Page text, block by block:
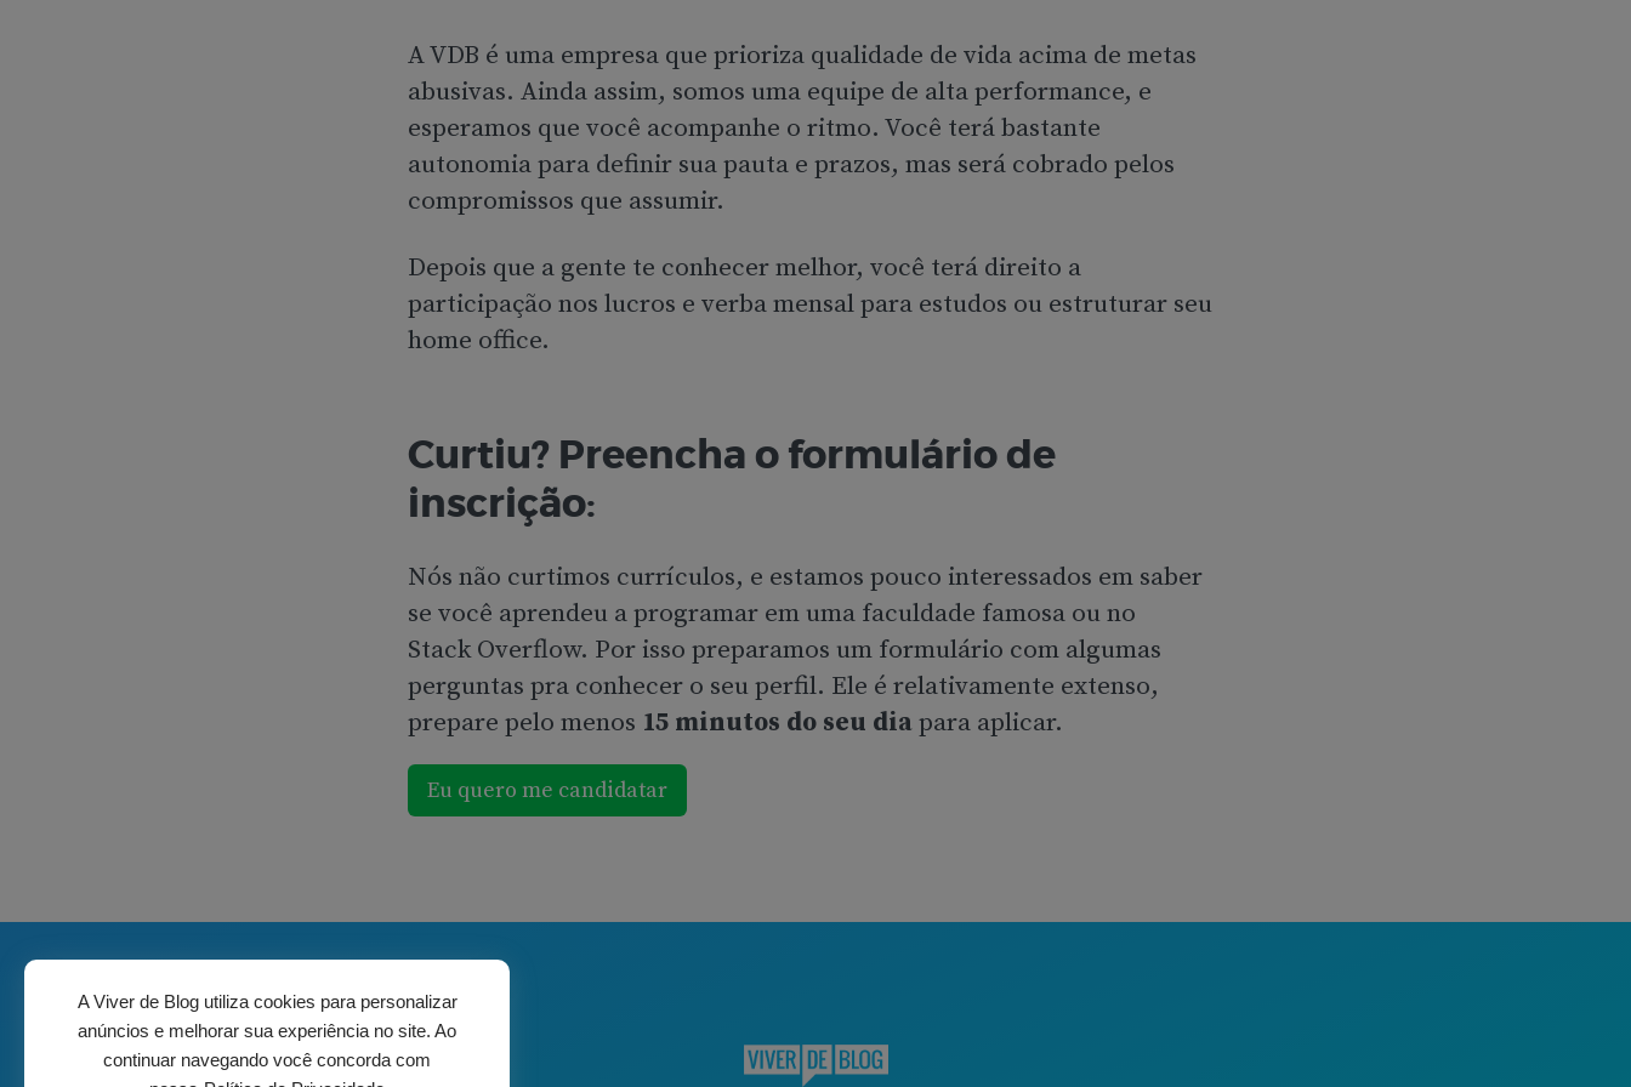
A Viver de Blog utiliza cookies para personalizar
anúncios e melhorar sua experiência no site. Ao
continuar navegando você concorda com
A VDB é uma empresa que prioriza qualidade de vida acima de metas
abusivas. Ainda assim, somos uma equipe de alta performance, e
esperamos que você acompanhe o ritmo. Você terá bastante
autonomia para definir sua pauta e prazos, mas será cobrado pelos
compromissos que assumir.
Depois que a gente te conhecer melhor, você terá direito a
participação nos lucros e verba mensal para estudos ou estruturar seu
home office.
Curtiu? Preencha o formulário de
inscrição:
Nós não curtimos currículos, e estamos pouco interessados em saber
se você aprendeu a programar em uma faculdade famosa ou no
Stack Overflow. Por isso preparamos um formulário com algumas
perguntas pra conhecer o seu perfil. Ele é relativamente extenso,
prepare pelo menos 15 minutos do seu diapara aplicar.
Eu quero me candidatar